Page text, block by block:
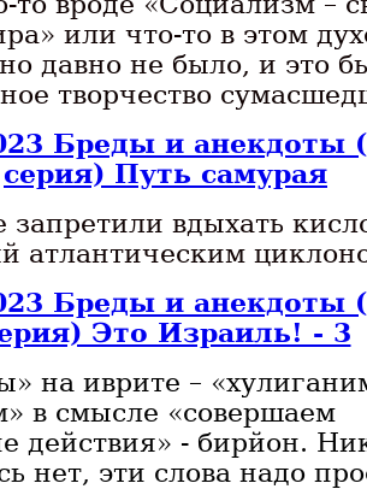
или что-то в этом
давно не было, и это
творчество
Бреды и анекдоты
серия) Путь самурая
запретили вдыхать
атлантическим
Бреды и анекдоты
Это Израиль! - 3
на иврите –
в смысле «совершаем
действия» - бирйон.
нет, эти слова надо